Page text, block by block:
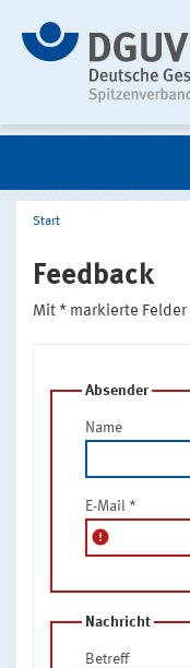
Start
Feedback
Mit * markierte Felder
Absender
Name
E-Mail *
error
Nachricht
Betreff